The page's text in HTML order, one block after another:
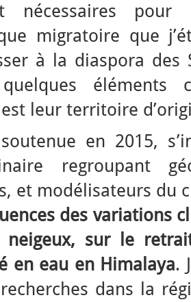
nécessaires pour
migratoire que
à la diaspora
quelques éléments
leur territoire
en 2015,
regroupant
et modélisateurs du
des variations
neigeux, sur le
en eau en Himalaya.
dans la